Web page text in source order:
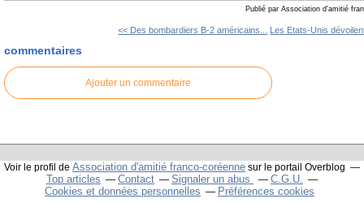
Publié par Association d'amitié
<< Des bombardiers B-2 américains... Les Etats-Unis
commentaires
Ajouter un commentaire
Voir le profil de Association d'amitié franco-coréenne sur le portail Overblog
Top articles Contact Signaler un abus
C.G.U.
Cookies et données personnelles
Préférences cookies